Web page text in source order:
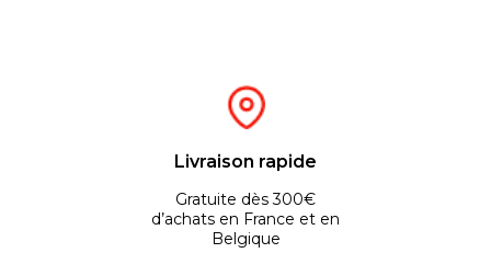
Livraison rapide
Gratuite dès 300€
d’achats en France et en
Belgique